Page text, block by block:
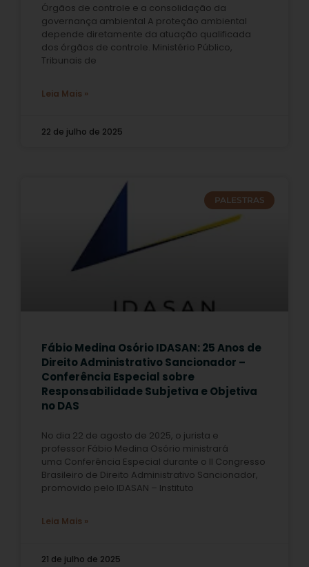
Órgãos de controle e a consolidação da
governança ambiental A proteção ambiental
depende diretamente da atuação qualificada
dos órgãos de controle. Ministério Público,
Tribunais de
Leia Mais »
22 de julho de 2025
PALESTRAS
Fábio Medina Osório IDASAN: 25 Anos de
Direito Administrativo Sancionador –
Conferência Especial sobre
Responsabilidade Subjetiva e Objetiva
no DAS
No dia 22 de agosto de 2025, o jurista e
professor Fábio Medina Osório ministrará
uma Conferência Especial durante o II Congresso
Brasileiro de Direito Administrativo Sancionador,
promovido pelo IDASAN – Instituto
Leia Mais »
21 de julho de 2025